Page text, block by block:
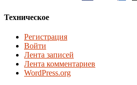
Техническое
Регистрация
Войти
Лента записей
Лента комментариев
WordPress.org